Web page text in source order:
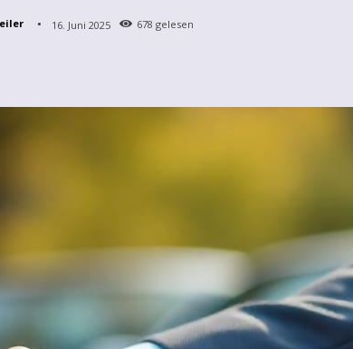
16. Juni 2025 678 gelesen